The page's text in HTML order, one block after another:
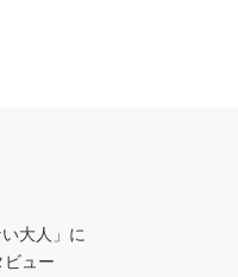
大人」に
ビュー